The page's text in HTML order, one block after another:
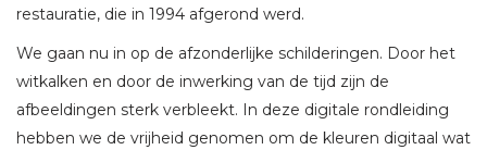
restauratie, die in 1994 afgerond werd.
We gaan nu in op de afzonderlijke schilderingen. Door het
witkalken en door de inwerking van de tijd zijn de
afbeeldingen sterk verbleekt. In deze digitale rondleiding
hebben we de vrijheid genomen om de kleuren digitaal wat